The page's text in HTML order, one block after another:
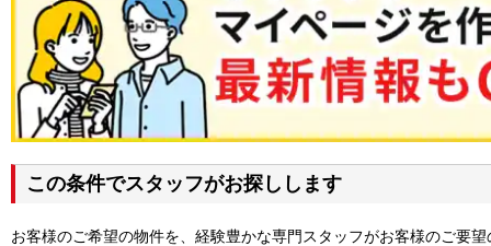
この条件でスタッフがお探しします
お客様のご希望の物件を、経験豊かな専門スタッフがお客様のご要望